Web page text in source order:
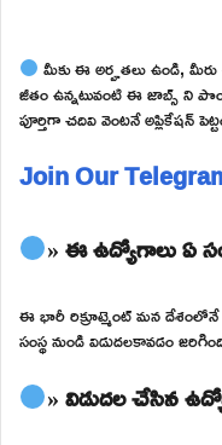
మీకు ఈ అర్హతలు ఉండి,
జీతం ఉన్నటువంటి ఈ జాబ్స్ ని
పూర్తిగా చదివి వెంటనే అప్లికేషన్
Join Our
» ఈ ఉద్యోగాలు ఏ
ఈ భారీ రిక్రూట్మెంట్ మన దేశంలోనే
సంస్థ నుండి విడుదలకావడం
» విడుదల చేసిన